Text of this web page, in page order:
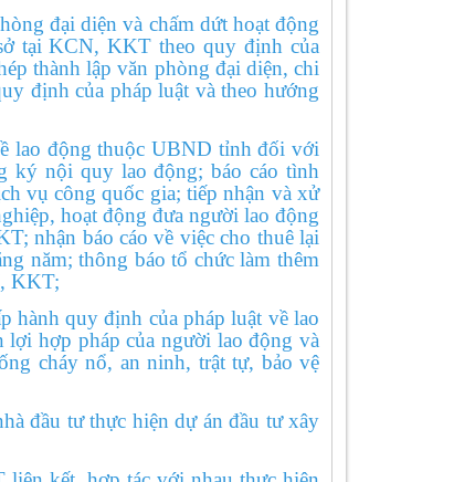
đại diện và chấm dứt hoạt động
tại KCN, KKT theo quy định của
thành lập văn phòng đại diện, chi
định của pháp luật và theo hướng
lao động thuộc UBND tỉnh đối với
ký nội quy lao động; báo cáo tình
vụ công quốc gia; tiếp nhận và xử
hoạt động đưa người lao động
nhận báo cáo về việc cho thuê lại
năm; thông báo tổ chức làm thêm
KKT;
quy định của pháp luật về lao
hợp pháp của người lao động và
cháy nổ, an ninh, trật tự, bảo vệ
đầu tư thực hiện dự án đầu tư xây